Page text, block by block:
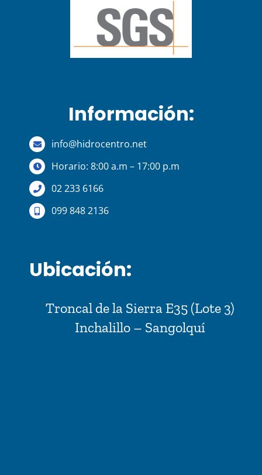
Información:
info@hidrocentro.net
Horario: 8:00 a.m – 17:00 p.m
02 233 6166
099 848 2136
Ubicación:
Troncal de la Sierra E35 (Lote 3)
Inchalillo – Sangolquí